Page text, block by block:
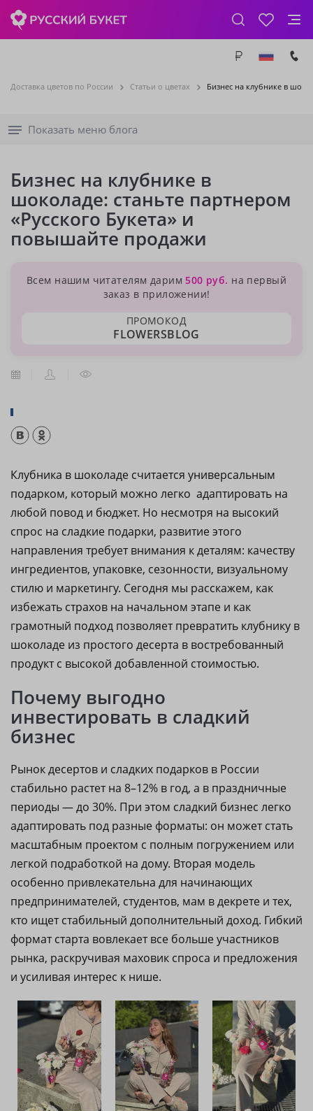
Доставка цветов по России Статьи о цветах Бизнес на клубнике в
Показать меню блога
Бизнес на клубнике в
шоколаде: станьте партнером
«Русского Букета» и
повышайте продажи
Всем нашим читателям дарим500 руб. на первый
заказ в приложении!
ПРОМОКОД
FLOWERSBLOG
Клубника в шоколаде считается универсальным
подарком, который можно легко адаптировать на
любой повод и бюджет. Но несмотря на высокий
спрос на сладкие подарки, развитие этого
направления требует внимания к деталям: качеству
ингредиентов, упаковке, сезонности, визуальному
стилю и маркетингу. Сегодня мы расскажем, как
избежать страхов на начальном этапе и как
грамотный подход позволяет превратить клубнику в
шоколаде из простого десерта в востребованный
продукт с высокой добавленной стоимостью.
Почему выгодно
инвестировать в сладкий
бизнес
Рынок десертов и сладких подарков в России
стабильно растет на 8–12% в год, а в праздничные
периоды — до 30%. При этом сладкий бизнес легко
адаптировать под разные форматы: он может стать
масштабным проектом с полным погружением или
легкой подработкой на дому. Вторая модель
особенно привлекательна для начинающих
предпринимателей, студентов, мам в декрете и тех,
кто ищет стабильный дополнительный доход. Гибкий
формат старта вовлекает все больше участников
рынка, раскручивая маховик спроса и предложения
и усиливая интерес к нише.